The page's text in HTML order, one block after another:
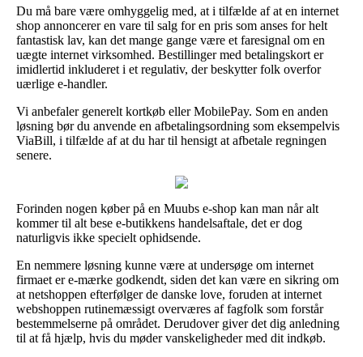
Du må bare være omhyggelig med, at i tilfælde af at en internet
shop annoncerer en vare til salg for en pris som anses for helt
fantastisk lav, kan det mange gange være et faresignal om en
uægte internet virksomhed. Bestillinger med betalingskort er
imidlertid inkluderet i et regulativ, der beskytter folk overfor
uærlige e-handler.
Vi anbefaler generelt kortkøb eller MobilePay. Som en anden
løsning bør du anvende en afbetalingsordning som eksempelvis
ViaBill, i tilfælde af at du har til hensigt at afbetale regningen
senere.
Forinden nogen køber på en Muubs e-shop kan man når alt
kommer til alt bese e-butikkens handelsaftale, det er dog
naturligvis ikke specielt ophidsende.
En nemmere løsning kunne være at undersøge om internet
firmaet er e-mærke godkendt, siden det kan være en sikring om
at netshoppen efterfølger de danske love, foruden at internet
webshoppen rutinemæssigt overværes af fagfolk som forstår
bestemmelserne på området. Derudover giver det dig anledning
til at få hjælp, hvis du møder vanskeligheder med dit indkøb.